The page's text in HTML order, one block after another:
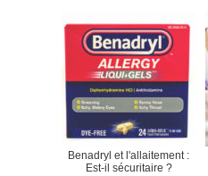
Benadryl et l'allaitement :
Est-il sécuritaire ?